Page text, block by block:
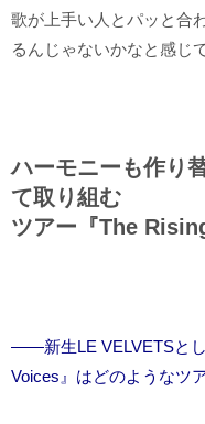
歌が上手い人とパッと合
るんじゃないかなと感じ
ハーモニーも作り
て取り組む
ツアー『The
――新生LE VELVETSと
Voices』はどのようなツ